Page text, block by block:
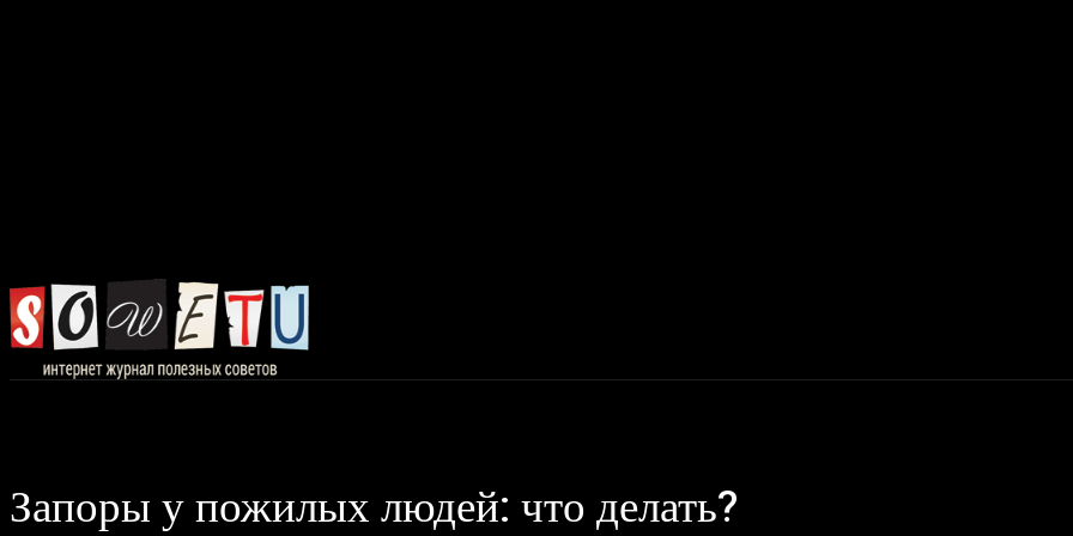
Запоры у пожилых людей: что делать?